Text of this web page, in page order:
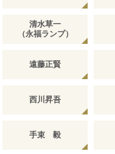
清水草一
（永福ランプ）
遠藤正賢
西川昇吾
手束 毅